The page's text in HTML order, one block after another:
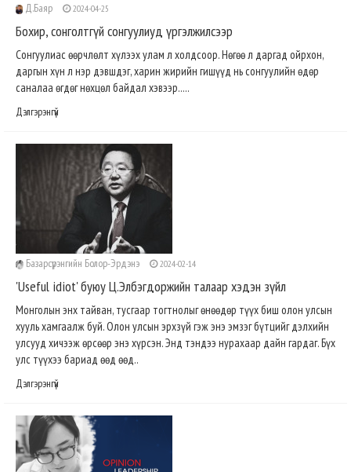
Д.Баяр 2024-04-25
Бохир, сонголтгүй сонгуулиуд үргэлжилсээр
Сонгуулиас өөрчлөлт хүлээх улам л холдсоор. Нөгөө л даргад ойрхон,
даргын хүн л нэр дэвшдэг, харин жирийн гишүүд нь сонгуулийн өдөр
саналаа өгдөг нөхцөл байдал хэвээр.....
Дэлгэрэнгүй
Базарсүрэнгийн Болор-Эрдэнэ 2024-02-14
'Useful idiot' буюу Ц.Элбэгдоржийн талаар хэдэн зүйл
Монголын энх тайван, тусгаар тогтнолыг өнөөдөр түүх биш олон улсын
хууль хамгаалж буй. Олон улсын эрхзүй гэж энэ эмзэг бүтцийг дэлхийн
улсууд хичээж өрсөөр энэ хүрсэн. Энд тэндээ нурахаар дайн гардаг. Бүх
улс түүхээ бариад өөд өөд..
Дэлгэрэнгүй